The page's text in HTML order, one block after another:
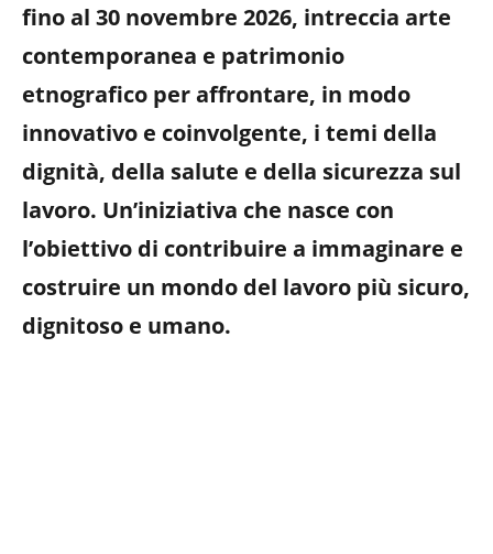
fino al 30 novembre 2026, intreccia arte
contemporanea e patrimonio
etnografico per affrontare, in modo
innovativo e coinvolgente, i temi della
dignità, della salute e della sicurezza sul
lavoro. Un’iniziativa che nasce con
l’obiettivo di contribuire a immaginare e
costruire un mondo del lavoro più sicuro,
dignitoso e umano.